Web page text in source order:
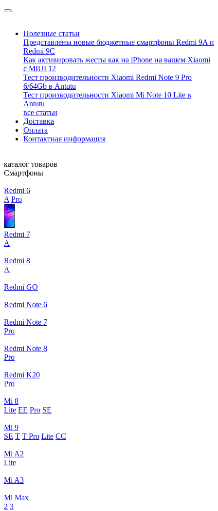
Полезные статьи
Представлены новые бюджетные смартфоны Redmi 9A и
Redmi 9C
Как активировать жесты как на iPhone на вашем Xiaomi
с MIUI 12
Тест производительности Xiaomi Redmi Note 9 Pro
6/64Gb в Antutu
Тест производительности Xiaomi Mi Note 10 Lite в
Antutu
все статьи
Доставка
Оплата
Контактная информация
каталог товаров
Смартфоны
Redmi 6
A Pro
Redmi 7
A
Redmi 8
A
Redmi GO
Redmi Note 6
Redmi Note 7
Pro
Redmi Note 8
Pro
Redmi K20
Pro
Mi 8
Lite EE Pro SE
Mi 9
SE T T Pro Lite CC
Mi A2
Lite
Mi A3
Mi Max
2 3